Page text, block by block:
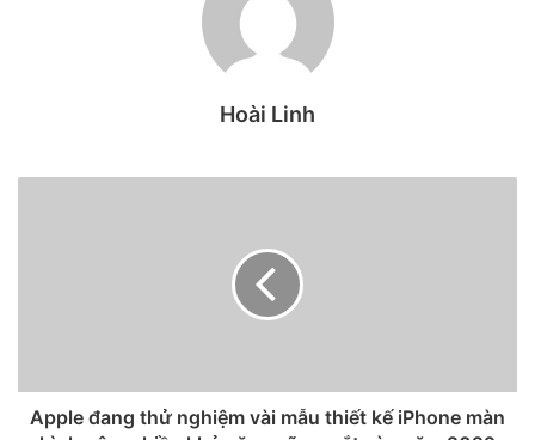
Có thể thấy đây rõ ràng là đòn đáp trả của Facebook đối với
trên iOS 14, cho phép người dùng biết rõ những dữ liệu cá
Vậy nếu người dùng chọn không cho phép ứng dụng thu
chưa muốn áp dụng đòn đáp trả này với các ứng dụng cốt
lõi của mình như mạng xã hội Facebook hay Messenger,
Hoài Linh
Apple đang thử nghiệm vài mẫu thiết kế iPhone màn